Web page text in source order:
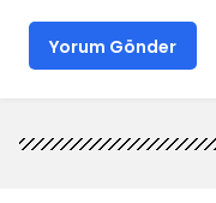
Yorum Gönder